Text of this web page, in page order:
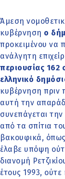
Άμεση
κυβέρνηση ο
προκειμένου να
ανάλγητη
περιουσίας 162
ελληνικό
κυβέρνηση πριν
αυτή την
συνεπάγεται
από τα σπίτια
βακουφικά,
έλαβε υπόψη
διανομή
έτους 1993,